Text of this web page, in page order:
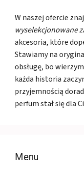
W naszej ofercie
wyselekcjonowane
akcesoria, które
Stawiamy na
obsługę, bo
każda historia
przyjemnością
perfum stał się dla
Menu